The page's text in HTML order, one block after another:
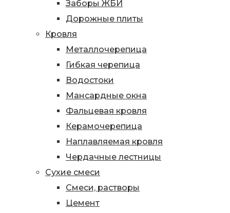
Заборы ЖБИ
Дорожные плиты
Кровля
Металлочерепица
Гибкая черепица
Водостоки
Мансардные окна
Фальцевая кровля
Керамочерепица
Наплавляемая кровля
Чердачные лестницы
Сухие смеси
Смеси, растворы
Цемент